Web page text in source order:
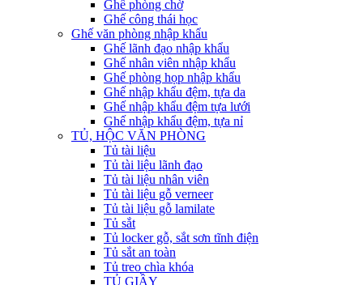
Ghế phòng chờ
Ghế công thái học
Ghế văn phòng nhập khẩu
Ghế lãnh đạo nhập khẩu
Ghế nhân viên nhập khẩu
Ghế phòng họp nhập khẩu
Ghế nhập khẩu đệm, tựa da
Ghế nhập khẩu đệm tựa lưới
Ghế nhập khẩu đệm, tựa nỉ
TỦ, HỘC VĂN PHÒNG
Tủ tài liệu
Tủ tài liệu lãnh đạo
Tủ tài liệu nhân viên
Tủ tài liệu gỗ verneer
Tủ tài liệu gỗ lamilate
Tủ sắt
Tủ locker gỗ, sắt sơn tĩnh điện
Tủ sắt an toàn
Tủ treo chìa khóa
TỦ GIẦY